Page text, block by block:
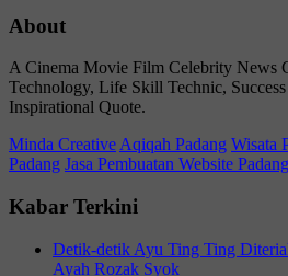
About
A Cinema Movie Film Celebrity News
Technology, Life Skill Technic,
Inspirational Quote.
Minda Creative Aqiqah Padang Wisata
Padang Jasa Pembuatan Website Padang
Kabar Terkini
Detik-detik Ayu Ting Ting
Ayah Rozak Syok